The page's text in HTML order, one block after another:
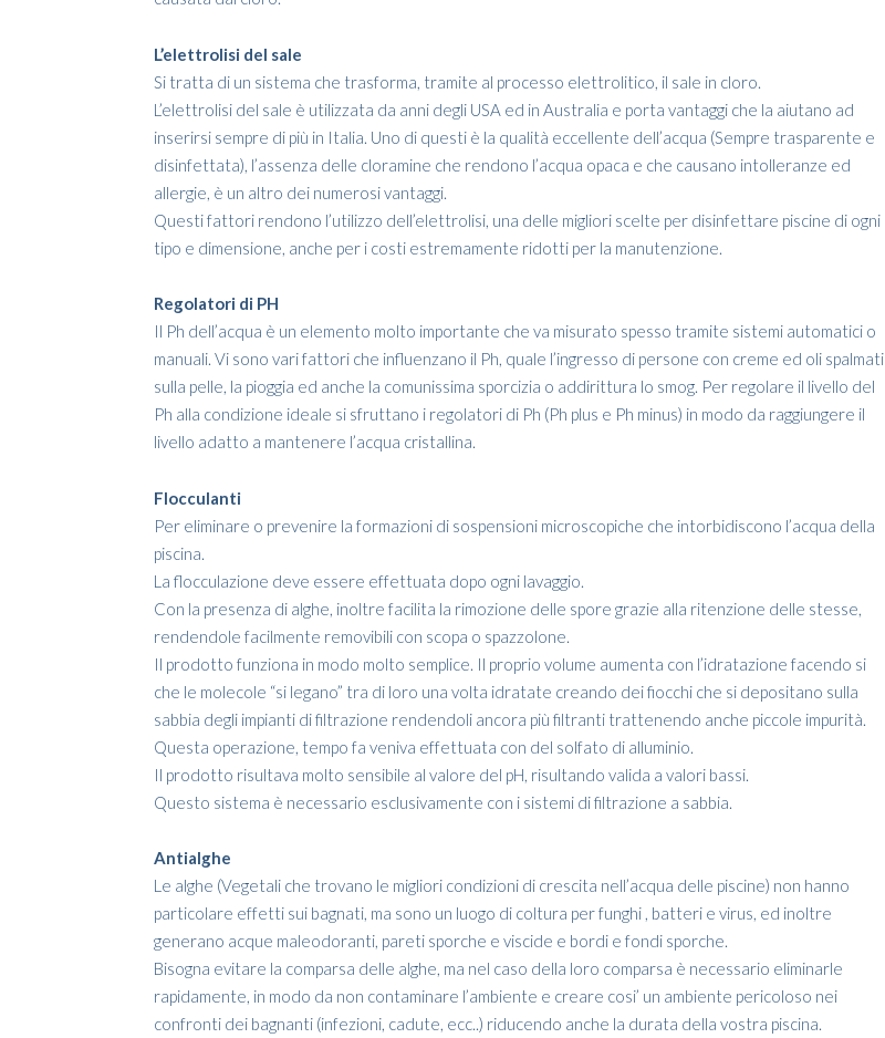
L’elettrolisi del sale
Si tratta di un sistema che trasforma, tramite al processo elettrolitico, il sale in cloro.
L’elettrolisi del sale è utilizzata da anni degli USA ed in Australia e porta vantaggi che la aiutano ad
inserirsi sempre di più in Italia. Uno di questi è la qualità eccellente dell’acqua (Sempre trasparente e
disinfettata), l’assenza delle cloramine che rendono l’acqua opaca e che causano intolleranze ed
allergie, è un altro dei numerosi vantaggi.
Questi fattori rendono l’utilizzo dell’elettrolisi, una delle migliori scelte per disinfettare piscine di ogni
tipo e dimensione, anche per i costi estremamente ridotti per la manutenzione.
Regolatori di PH
Il Ph dell’acqua è un elemento molto importante che va misurato spesso tramite sistemi automatici o
manuali. Vi sono vari fattori che influenzano il Ph, quale l’ingresso di persone con creme ed oli spalmati
sulla pelle, la pioggia ed anche la comunissima sporcizia o addirittura lo smog. Per regolare il livello del
Ph alla condizione ideale si sfruttano i regolatori di Ph (Ph plus e Ph minus) in modo da raggiungere il
livello adatto a mantenere l’acqua cristallina.
Flocculanti
Per eliminare o prevenire la formazioni di sospensioni microscopiche che intorbidiscono l’acqua della
piscina.
La flocculazione deve essere effettuata dopo ogni lavaggio.
Con la presenza di alghe, inoltre facilita la rimozione delle spore grazie alla ritenzione delle stesse,
rendendole facilmente removibili con scopa o spazzolone.
Il prodotto funziona in modo molto semplice. Il proprio volume aumenta con l’idratazione facendo si
che le molecole “si legano” tra di loro una volta idratate creando dei fiocchi che si depositano sulla
sabbia degli impianti di filtrazione rendendoli ancora più filtranti trattenendo anche piccole impurità.
Questa operazione, tempo fa veniva effettuata con del solfato di alluminio.
Il prodotto risultava molto sensibile al valore del pH, risultando valida a valori bassi.
Questo sistema è necessario esclusivamente con i sistemi di filtrazione a sabbia.
Antialghe
Le alghe (Vegetali che trovano le migliori condizioni di crescita nell’acqua delle piscine) non hanno
particolare effetti sui bagnati, ma sono un luogo di coltura per funghi , batteri e virus, ed inoltre
generano acque maleodoranti, pareti sporche e viscide e bordi e fondi sporche.
Bisogna evitare la comparsa delle alghe, ma nel caso della loro comparsa è necessario eliminarle
rapidamente, in modo da non contaminare l’ambiente e creare cosi’ un ambiente pericoloso nei
confronti dei bagnanti (infezioni, cadute, ecc..) riducendo anche la durata della vostra piscina.